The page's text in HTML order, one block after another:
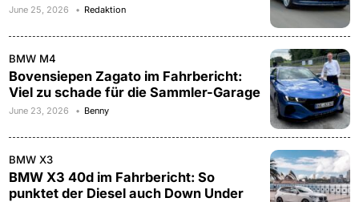
June 25, 2026 Redaktion
BMW M4
Bovensiepen Zagato im Fahrbericht:
Viel zu schade für die Sammler-Garage
June 23, 2026 Benny
BMW X3
BMW X3 40d im Fahrbericht: So
punktet der Diesel auch Down Under